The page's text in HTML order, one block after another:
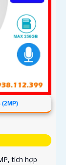
(2MP)
tích hợp